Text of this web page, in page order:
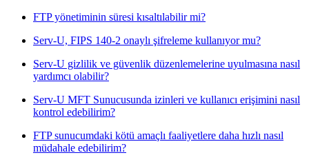
FTP yönetiminin süresi kısaltılabilir mi?
Serv-U, FIPS 140-2 onaylı şifreleme kullanıyor mu?
Serv-U gizlilik ve güvenlik düzenlemelerine uyulmasına nasıl
yardımcı olabilir?
Serv-U MFT Sunucusunda izinleri ve kullanıcı erişimini nasıl
kontrol edebilirim?
FTP sunucumdaki kötü amaçlı faaliyetlere daha hızlı nasıl
müdahale edebilirim?